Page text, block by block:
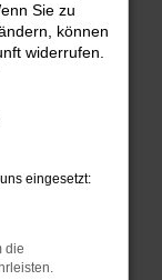
deine
Sie zu
können
widerrufen.
eingesetzt:
die